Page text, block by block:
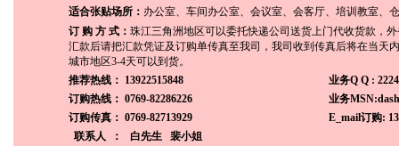
适合张贴场所： 办公室、车间办公室、会议室、会客厅、培训教室、
订 购 方 式： 珠江三角洲地区可以委托快递公司送货上门代收货款，
汇款后请把汇款凭证及订购单传真至我司，我司收到传真后将在当天
城市地区3-4天可以到货。
推荐热线： 13922515848
业务Q Q :
订购热线： 0769-82286226
业务
订购传真： 0769-82713929
E_mail订购:
联系人 ：
白先生 裴小姐